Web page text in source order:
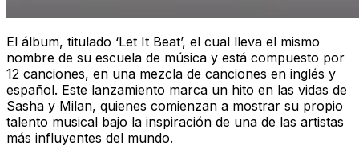
El álbum, titulado ‘Let It Beat’, el cual lleva el mismo
nombre de su escuela de música y está compuesto por
12 canciones, en una mezcla de canciones en inglés y
español. Este lanzamiento marca un hito en las vidas de
Sasha y Milan, quienes comienzan a mostrar su propio
talento musical bajo la inspiración de una de las artistas
más influyentes del mundo.